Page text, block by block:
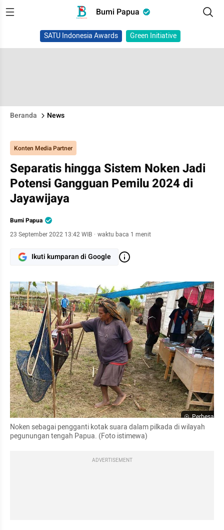
Bumi Papua
SATU Indonesia Awards Green Initiative
Beranda News
Konten Media Partner
Separatis hingga Sistem Noken Jadi
Potensi Gangguan Pemilu 2024 di
Jayawijaya
Bumi Papua
23 September 2022 13:42 WIB · waktu baca 1 menit
Ikuti kumparan di Google
Perbesar
Noken sebagai pengganti kotak suara dalam pilkada di wilayah
pegunungan tengah Papua. (Foto istimewa)
ADVERTISEMENT